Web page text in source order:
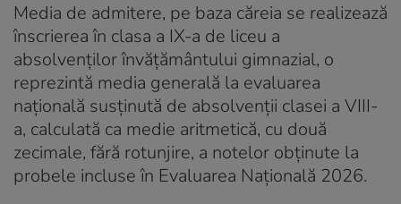
Media de admitere, pe baza căreia se realizează
înscrierea în clasa a IX-a de liceu a
absolvenților învățământului gimnazial, o
reprezintă media generală la evaluarea
națională susținută de absolvenții clasei a VIII-
a, calculată ca medie aritmetică, cu două
zecimale, fără rotunjire, a notelor obținute la
probele incluse în Evaluarea Națională 2026.